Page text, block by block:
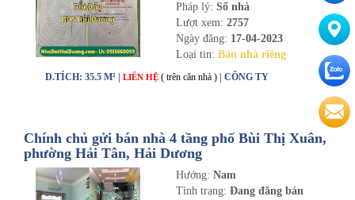
Pháp lý: Sổ nhà
Lượt xem: 2757
Ngày đăng: 17-04-2023
Loại tin: Bán nhà riêng
D.TÍCH: 35.5 M² | LIÊN HỆ ( trên căn nhà ) | CÔNG TY
Chính chủ gửi bán nhà 4 tầng phố Bùi Thị Xuân,
phường Hải Tân, Hải Dương
Hướng: Nam
Tình trạng: Đang đăng bán